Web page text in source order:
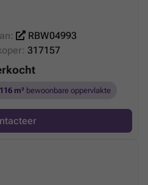
RBW04993
317157
116 m² bewoonbare oppervlakte